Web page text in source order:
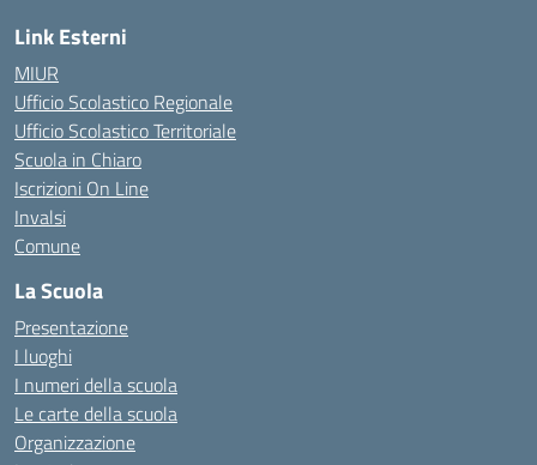
Link Esterni
MIUR
Ufficio Scolastico Regionale
Ufficio Scolastico Territoriale
Scuola in Chiaro
Iscrizioni On Line
Invalsi
Comune
La Scuola
Presentazione
I luoghi
I numeri della scuola
Le carte della scuola
Organizzazione